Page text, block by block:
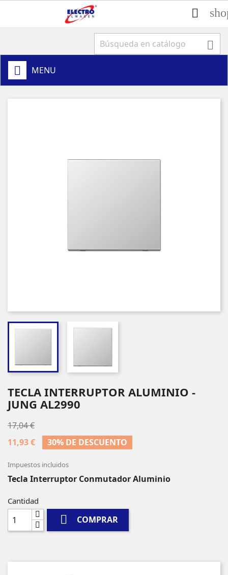


MENU
TECLA INTERRUPTOR ALUMINIO -
JUNG AL2990
17,04 €
11,93 €
30% DE DESCUENTO
Impuestos incluidos
Tecla Interruptor Conmutador Aluminio
Cantidad
 COMPRAR